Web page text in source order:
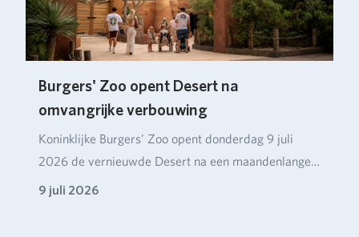
Burgers' Zoo opent Desert na
omvangrijke verbouwing
Koninklijke Burgers’ Zoo opent donderdag 9 juli
2026 de vernieuwde Desert na een maandenlange
verbou…
9 juli 2026